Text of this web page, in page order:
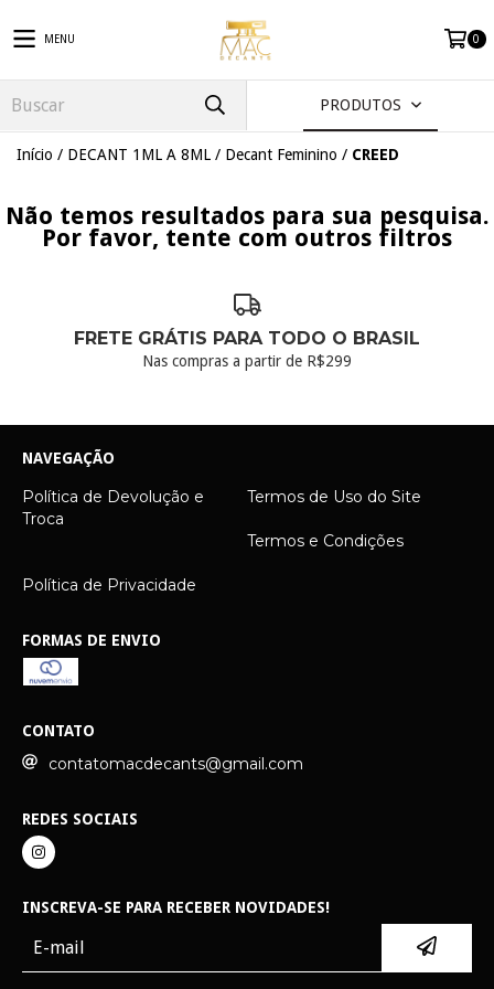
MENU 0
PRODUTOS
Início / DECANT 1ML A 8ML / Decant Feminino / CREED
Não temos resultados para sua pesquisa.
Por favor, tente com outros filtros
FRETE GRÁTIS PARA TODO O BRASIL
Nas compras a partir de R$299
NAVEGAÇÃO
Política de Devolução e
Troca
Termos de Uso do Site
Termos e Condições
Política de Privacidade
FORMAS DE ENVIO
CONTATO
contatomacdecants@gmail.com
REDES SOCIAIS
INSCREVA-SE PARA RECEBER NOVIDADES!